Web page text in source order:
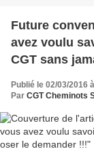
Future
avez voulu
CGT sans
Publié le 02/03/2016
Par CGT Cheminots